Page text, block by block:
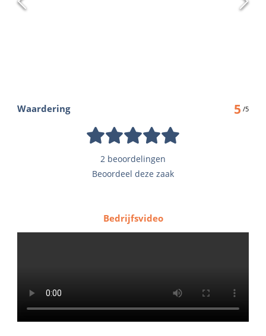
Waardering 5 /5
2 beoordelingen
Beoordeel deze zaak
Bedrijfsvideo